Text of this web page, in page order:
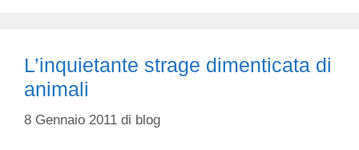
L’inquietante strage dimenticata di
animali
8 Gennaio 2011 di blog